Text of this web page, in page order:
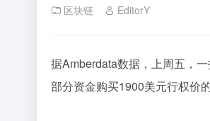
区块链 EditorY
据Amberdata数据，上周五，
部分资金购买1900美元行权价